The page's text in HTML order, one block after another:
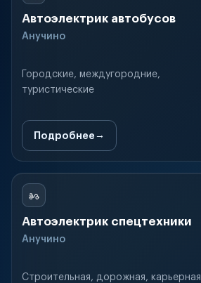
Автоэлектрик автобусов
Анучино
Городские, междугородние,
туристические
Подробнее
Автоэлектрик спецтехники
Анучино
Строительная, дорожная, карьерная